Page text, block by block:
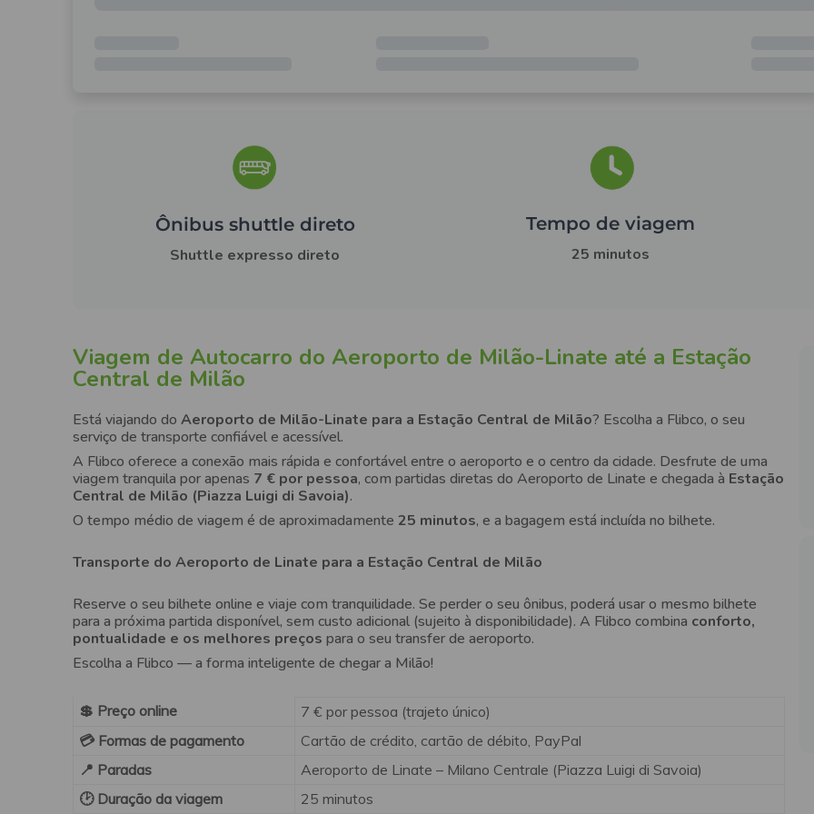
Ônibus shuttle direto
Shuttle expresso direto
Tempo de viagem
25 minutos
Viagem de Autocarro do Aeroporto de Milão-Linate até a Estação
Central de Milão
Está viajando do Aeroporto de Milão-Linate para a Estação Central de Milão? Escolha a Flibco, o seu
serviço de transporte confiável e acessível.
A Flibco oferece a conexão mais rápida e confortável entre o aeroporto e o centro da cidade. Desfrute de uma
viagem tranquila por apenas 7 € por pessoa, com partidas diretas do Aeroporto de Linate e chegada à Estação
Central de Milão (Piazza Luigi di Savoia).
O tempo médio de viagem é de aproximadamente 25 minutos, e a bagagem está incluída no bilhete.
Transporte do Aeroporto de Linate para a Estação Central de Milão
Reserve o seu bilhete online e viaje com tranquilidade. Se perder o seu ônibus, poderá usar o mesmo bilhete
para a próxima partida disponível, sem custo adicional (sujeito à disponibilidade). A Flibco combina conforto,
pontualidade e os melhores preços para o seu transfer de aeroporto.
Escolha a Flibco — a forma inteligente de chegar a Milão!
💲 Preço online
7 € por pessoa (trajeto único)
💳 Formas de pagamento
Cartão de crédito, cartão de débito, PayPal
📍 Paradas
Aeroporto de Linate – Milano Centrale (Piazza Luigi di Savoia)
🕑 Duração da viagem
25 minutos